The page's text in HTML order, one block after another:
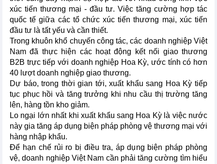
xúc tiến thương mại - đầu tư. Việc tăng cường hợp tác
quốc tế giữa các tổ chức xúc tiến thương mại, xúc tiến
đầu tư là tất yếu và cần thiết.
Trong khuôn khổ chuyến công tác, các doanh nghiệp Việt
Nam đã thực hiện các hoạt động kết nối giao thương
B2B trực tiếp với doanh nghiệp Hoa Kỳ, ước tính có hơn
40 lượt doanh nghiệp giao thương.
Dự báo, trong thời gian tới, xuất khẩu sang Hoa Kỳ tiếp
tục phục hồi và tăng trưởng khi nhu cầu thị trường tăng
lên, hàng tồn kho giảm.
Lo ngại lớn nhất khi xuất khẩu sang Hoa Kỳ là việc nước
này gia tăng áp dụng biện pháp phòng vệ thương mại với
hàng nhập khẩu.
Để hạn chế rủi ro bị điều tra, áp dụng biện pháp phòng
vệ, doanh nghiệp Việt Nam cần phải tăng cường tìm hiểu